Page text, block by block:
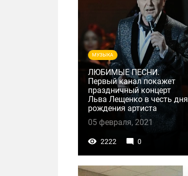
МУЗЫКА
ЛЮБИМЫЕ ПЕСНИ.
Первый канал покажет
праздничный концерт
Льва Лещенко в честь дня
рождения артиста
05 февраля, 2021
2222 0